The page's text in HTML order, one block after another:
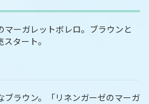
マーガレットボレロ。ブラウンと
タート。
ブラウン。「リネンガーゼのマーガ